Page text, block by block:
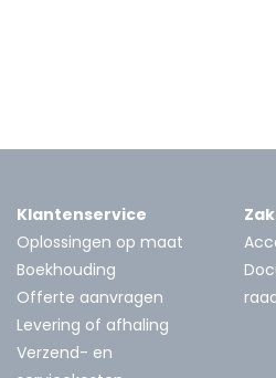
Klantenservice
Oplossingen op maat
Boekhouding
Offerte aanvragen
Levering of afhaling
Verzend- en